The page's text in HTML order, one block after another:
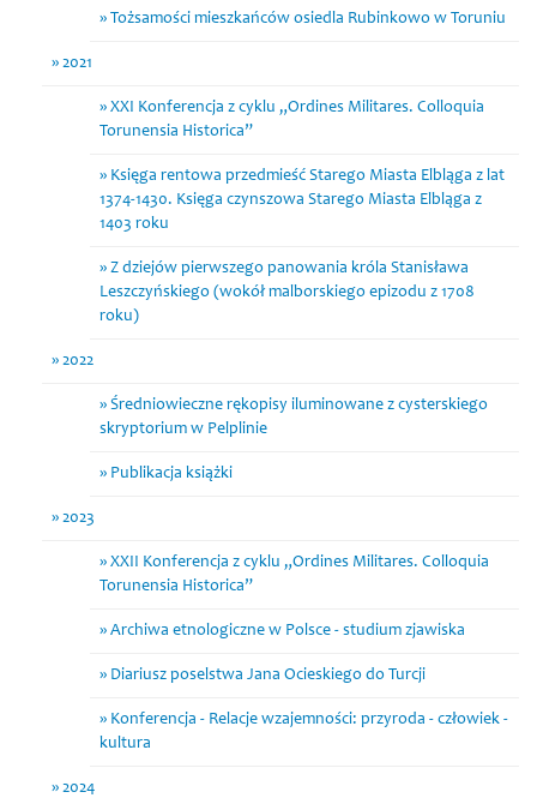
Tożsamości mieszkańców osiedla Rubinkowo w Toruniu
2021
XXI Konferencja z cyklu „Ordines Militares. Colloquia
Torunensia Historica”
Księga rentowa przedmieść Starego Miasta Elbląga z lat
1374-1430. Księga czynszowa Starego Miasta Elbląga z
1403 roku
Z dziejów pierwszego panowania króla Stanisława
Leszczyńskiego (wokół malborskiego epizodu z 1708
roku)
2022
Średniowieczne rękopisy iluminowane z cysterskiego
skryptorium w Pelplinie
Publikacja książki
2023
XXII Konferencja z cyklu „Ordines Militares. Colloquia
Torunensia Historica”
Archiwa etnologiczne w Polsce - studium zjawiska
Diariusz poselstwa Jana Ocieskiego do Turcji
Konferencja - Relacje wzajemności: przyroda - człowiek -
kultura
2024